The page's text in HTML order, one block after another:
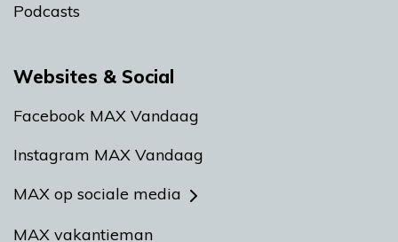
Podcasts
Websites & Social
Facebook MAX Vandaag
Instagram MAX Vandaag
MAX op sociale media
MAX vakantieman